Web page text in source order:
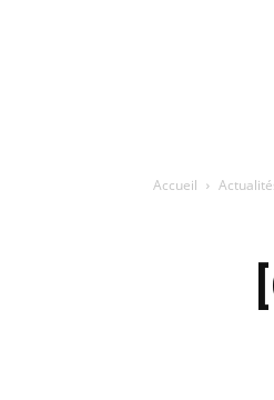
Accueil